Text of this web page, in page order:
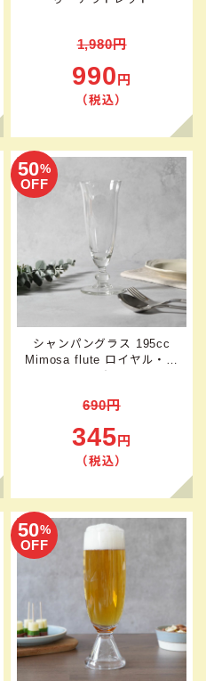
1,980円
990 円
（税込）
50%
OFF
シャンパングラス 195cc
Mimosa flute ロイヤル・レ
690円
345 円
（税込）
50%
OFF